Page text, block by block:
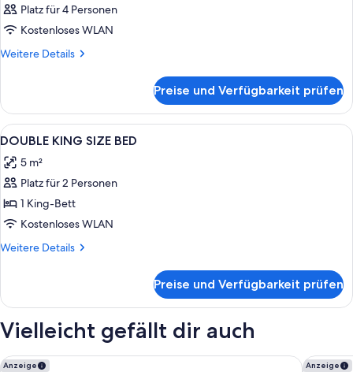
Platz für 4 Personen
Kostenloses WLAN
Weitere Details
Weitere
Preise und Verfügbarkeit prüfen
Alle
Fotos
für
DOUBLE
KING
SIZE
BED
Daunenbettdecken, Zimmersafe,
8
DOUBLE KING SIZE BED
5 m²
Platz für 2 Personen
1 King-Bett
Kostenloses WLAN
Weitere Details
Weitere
KING
BED
Preise und Verfügbarkeit prüfen
Vielleicht gefällt dir auch
Anzeige
Castillo Hotel Son Vida, a Luxury Collection Hotel, Mallorca
Anzeige
Zoetry